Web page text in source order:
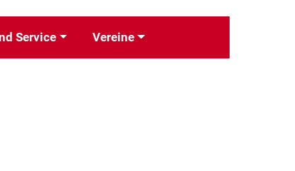
Service Vereine